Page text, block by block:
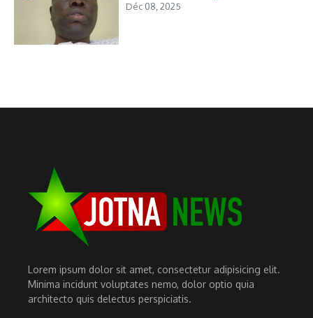
Déc 08, 2025
Lorem ipsum dolor sit amet, consectetur adipisicing elit.
Minima incidunt voluptates nemo, dolor optio quia
architecto quis delectus perspiciatis.